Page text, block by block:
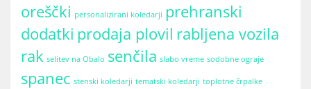
oreščki personalizirani koledarji prehranski
dodatki prodaja plovil rabljena vozila
rak selitev na Obalo senčila slabo vreme sodobne ograje
spanec stenski koledarji tematski koledarji toplotne črpalke